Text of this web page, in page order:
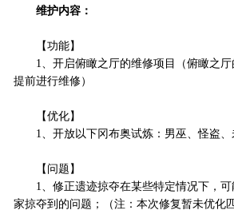
维护内容：
【功能】
1、开启俯瞰之厅的维修项目（俯瞰之
提前进行维修）
【优化】
1、开放以下冈布奥试炼：男巫、怪盗
【问题】
1、修正遗迹掠夺在某些特定情况下，
家掠夺到的问题；（注：本次修复暂未优化